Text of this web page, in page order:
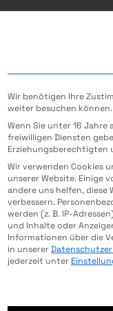
MEDIZINTECHNIK
Wir benötigen Ihre
weiter besuchen können.
Wenn Sie unter 16 Jahre
freiwilligen Diensten
Erziehungsberechtigten
Wir verwenden Cookies
unserer Website. Einige
andere uns helfen, diese
verbessern.
werden (z. B. IP-
und Inhalte oder
Informationen über die
in unserer
jederzeit unter